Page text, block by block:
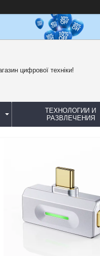
цифрової техніки!
ТЕХНОЛОГИИ И
РАЗВЛЕЧЕНИЯ